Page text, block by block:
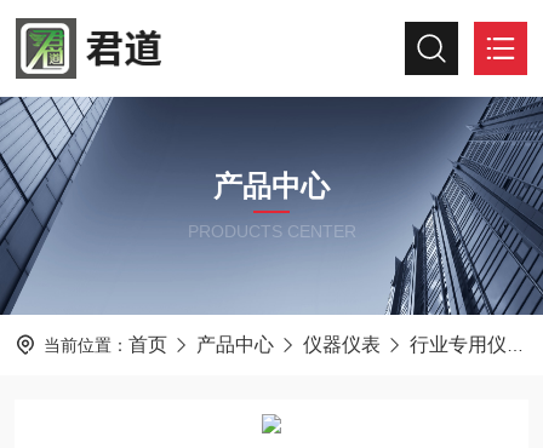
产品中心
PRODUCTS CENTER
当前位置： 首页 产品中心 仪器仪表 行业专用仪器仪表